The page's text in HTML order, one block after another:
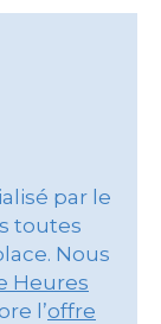
par le
toutes
Nous
Heures
l’offre